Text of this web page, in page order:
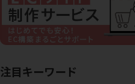
注目キーワード